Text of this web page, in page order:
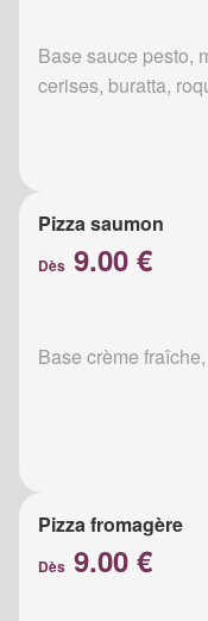
Base sauce pesto,
cerises, buratta,
Pizza saumon
Dès 9.00 €
Base crème
Pizza fromagère
Dès 9.00 €